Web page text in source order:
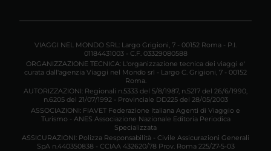
VIAGGI NEL MONDO SRL: Largo Grigioni, 7 - 00152 Roma - P.I.
01184431003 - C.F. 03329080588
ORGANIZZAZIONE TECNICA: L'organizzazione tecnica dei viaggi e'
curata dall'agenzia Viaggi nel Mondo srl - Largo C. Grigioni, 7 - 00152
Roma.
AUTORIZZAZIONI: Regionali n.5333 del 5/8/1987, n.5217 del 26/6/1990,
n.6205 del 21/07/1992 - Provinciale DD225 del 28/05/2003
ASSOCIAZIONI: FIAVET Federazione Italiana Agenti di Viaggio e
Turismo - ANES Associazione Nazionale Editoria Periodica
Specializzata
ASSICURAZIONI: Polizza Responsabilità - Civile Assicurazioni Generali
SpA n.440350838 - CCIAA 432620/78 Prov. Roma 225/27-5-03